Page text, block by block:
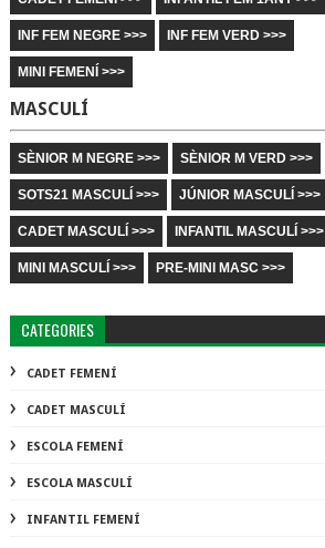
INF FEM NEGRE >>> INF FEM VERD >>>
MINI FEMENÍ >>>
MASCULÍ
SÈNIOR M NEGRE >>> SÈNIOR M VERD >>>
SOTS21 MASCULÍ >>> JÚNIOR MASCULÍ >>>
CADET MASCULÍ >>> INFANTIL MASCULÍ >>>
MINI MASCULÍ >>> PRE-MINI MASC >>>
CATEGORIES
CADET FEMENÍ
CADET MASCULÍ
ESCOLA FEMENÍ
ESCOLA MASCULÍ
INFANTIL FEMENÍ